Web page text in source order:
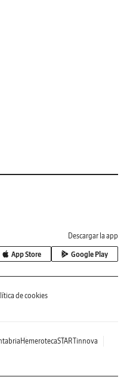
Descargar la app
App Store Google Play
de cookies
HemerotecaSTARTinnova